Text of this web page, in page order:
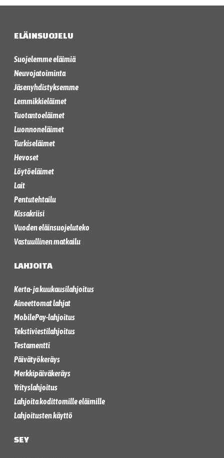
ELÄINSUOJELU
Suojelemme eläimiä
Neuvojatoiminta
Jäsenyhdistyksemme
Lemmikkieläimet
Tuotantoeläimet
Luonnoneläimet
Turkiseläimet
Hevoset
Löytöeläimet
Lait
Pentutehtailu
Kissakriisi
Vuoden eläinsuojeluteko
Vastuullinen matkailu
LAHJOITA
Kerta- ja kuukausilahjoitus
Aineettomat lahjat
MobilePay-lahjoitus
Tekstiviestilahjoitus
Testamentti
Päivätyökeräys
Merkkipäiväkeräys
Yrityslahjoitus
Lahjoita kodittomille eläimille
Lahjoitusten käyttö
SEY